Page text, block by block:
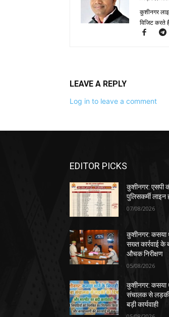
कुशीनगर
विजिट करते
LEAVE A REPLY
Log in to leave a comment
EDITOR PICKS
कुशीनगर: एसपी
पुलिसकर्मी लाइन
07/08/2026
कुशीनगर: कसया
सख्त कार्रवाई के
औचक निरीक्षण
05/08/2026
कुशीनगर: कसया
संचालक से लड़की
बड़ी कार्यवाही